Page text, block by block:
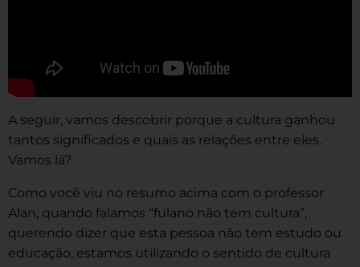
A seguir, vamos descobrir porque a cultura ganhou
tantos significados e quais as relações entre eles.
Vamos lá?
Como você viu no resumo acima com o professor
Alan, quando falamos “fulano não tem cultura”,
querendo dizer que esta pessoa não tem estudo ou
educação, estamos utilizando o sentido de cultura